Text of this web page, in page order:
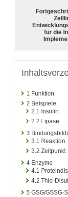
für die
1 Funktion
2 Beispiele
2.1 Insulin
2.2 Lipase
3
3.1 Reaktion
3.2 Zeitpunkt
4 Enzyme
4.1
4.2 Thio-
5 GSG/GSSG-